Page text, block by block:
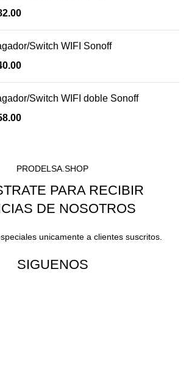
Switch WIFI Sonoff
Switch WIFI doble Sonoff
PRODELSA.SHOP
PARA RECIBIR
DE NOSOTROS
unicamente a clientes suscritos.
SIGUENOS